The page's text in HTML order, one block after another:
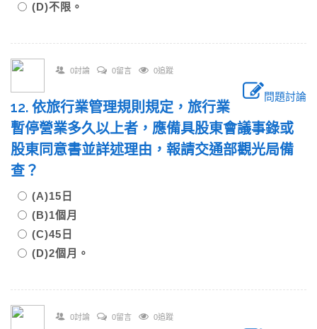
(D)不限。
0討論 0留言 0追蹤
問題討論
12. 依旅行業管理規則規定，旅行業
暫停營業多久以上者，應備具股東會議事錄或
股東同意書並詳述理由，報請交通部觀光局備
查？
(A)15日
(B)1個月
(C)45日
(D)2個月。
0討論 0留言 0追蹤